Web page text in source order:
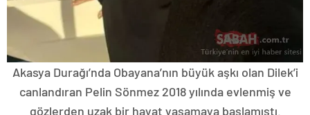
Akasya Durağı’nda Obayana’nın büyük aşkı olan Dilek’i
canlandıran Pelin Sönmez 2018 yılında evlenmiş ve
gözlerden uzak bir hayat yaşamaya başlamıştı.